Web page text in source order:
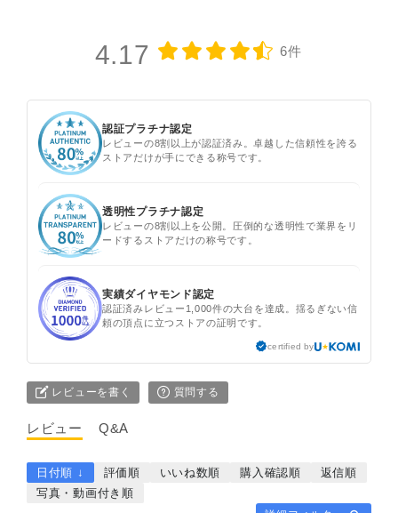
4.17 6件
認証プラチナ認定
レビューの8割以上が認証済み。卓越した信頼性を誇る
ストアだけが手にできる称号です。
透明性プラチナ認定
レビューの8割以上を公開。圧倒的な透明性で業界をリ
ードするストアだけの称号です。
実績ダイヤモンド認定
認証済みレビュー1,000件の大台を達成。揺るぎない信
頼の頂点に立つストアの証明です。
certified by
レビューを書く 質問する
レビュー Q&A
日付順 ↓ 評価順 いいね数順 購入確認順
返信順
写真・動画付き順